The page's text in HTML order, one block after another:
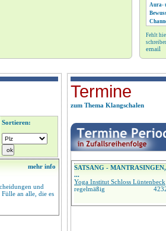
Aura-
NLP
Reiki
Satsang
Tantra
Fehlt
email
Sortieren:
mehr info
und
an alle, die es
Termine
zum Thema Klangschalen
SATSANG - MANTRASINGEN,
...
Yoga Institut Schloss Lüntenbeck
regelmäßig